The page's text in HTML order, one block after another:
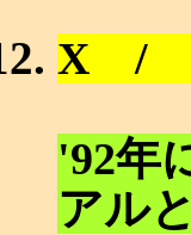
X /
'92年
アル